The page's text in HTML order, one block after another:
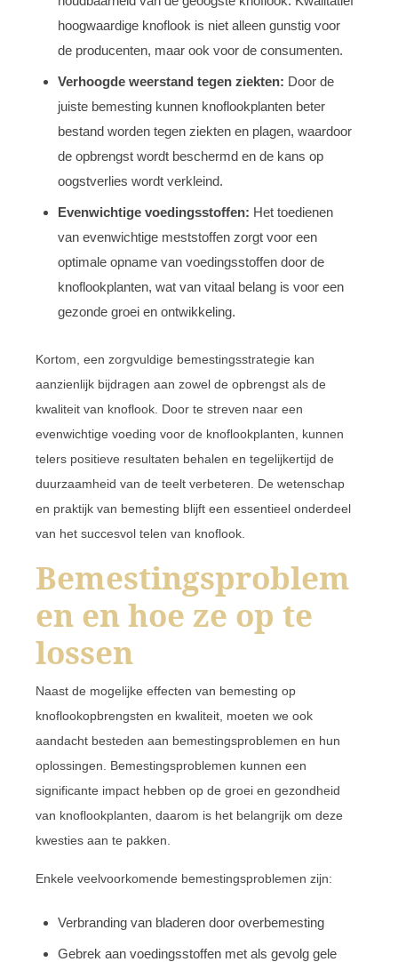
hoogwaardige knoflook is niet alleen gunstig voor
de producenten, maar ook voor de consumenten.
Verhoogde weerstand tegen ziekten: Door de
juiste bemesting kunnen knoflookplanten beter
bestand worden tegen ziekten en plagen, waardoor
de opbrengst wordt beschermd en de kans op
oogstverlies wordt verkleind.
Evenwichtige voedingsstoffen: Het toedienen
van evenwichtige meststoffen zorgt voor een
optimale opname van voedingsstoffen door de
knoflookplanten, wat van vitaal belang is voor een
gezonde groei en ontwikkeling.
Kortom, een zorgvuldige bemestingsstrategie kan
aanzienlijk bijdragen aan zowel de opbrengst als de
kwaliteit van knoflook. Door te streven naar een
evenwichtige voeding voor de knoflookplanten, kunnen
telers positieve resultaten behalen en tegelijkertijd de
duurzaamheid van de teelt verbeteren. De wetenschap
en praktijk van bemesting blijft een essentieel onderdeel
van het succesvol telen van knoflook.
Bemestingsproblem
en en hoe ze op te
lossen
Naast de mogelijke effecten van bemesting op
knoflookopbrengsten en kwaliteit, moeten we ook
aandacht besteden aan bemestingsproblemen en hun
oplossingen. Bemestingsproblemen kunnen een
significante impact hebben op de groei en gezondheid
van knoflookplanten, daarom is het belangrijk om deze
kwesties aan te pakken.
Enkele veelvoorkomende bemestingsproblemen zijn:
Verbranding van bladeren door overbemesting
Gebrek aan voedingsstoffen met als gevolg gele